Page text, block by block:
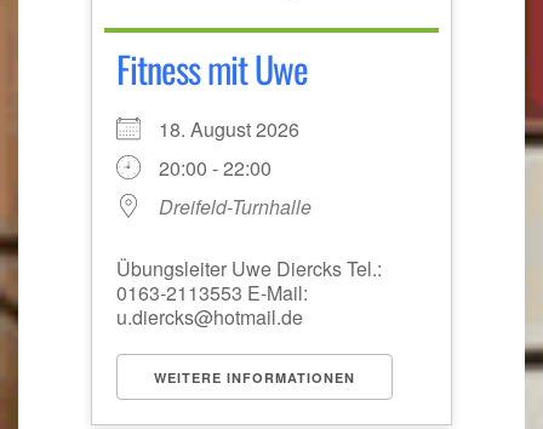
Fitness mit Uwe
18. August 2026
20:00 - 22:00
Dreifeld-Turnhalle
Übungsleiter Uwe Diercks Tel.:
0163-2113553 E-Mail:
u.diercks@hotmail.de
WEITERE INFORMATIONEN